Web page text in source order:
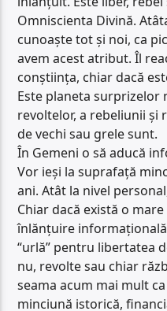
Omniscienta Divină.
cunoaște tot și noi, ca
avem acest atribut. Îl
conștiința, chiar dacă
Este planeta surprizelor
revoltelor, a rebeliunii
de vechi sau grele sunt.
În Gemeni o să aducă
Vor ieși la suprafață
ani. Atât la nivel
Chiar dacă există o
înlănțuire
“urlă” pentru libertatea
nu, revolte sau chiar
seama acum mai mult
minciună istorică,